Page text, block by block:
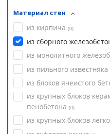
Материал стен
из кирпича (0)
из сборного
из монолитного
из пильного известняка
из блоков ячеистого
из крупных блоков
пенобетона (0)
из крупных блоков